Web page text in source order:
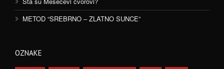
METOD “SREBRNO – ZLATNO SUNCE”
OZNAKE